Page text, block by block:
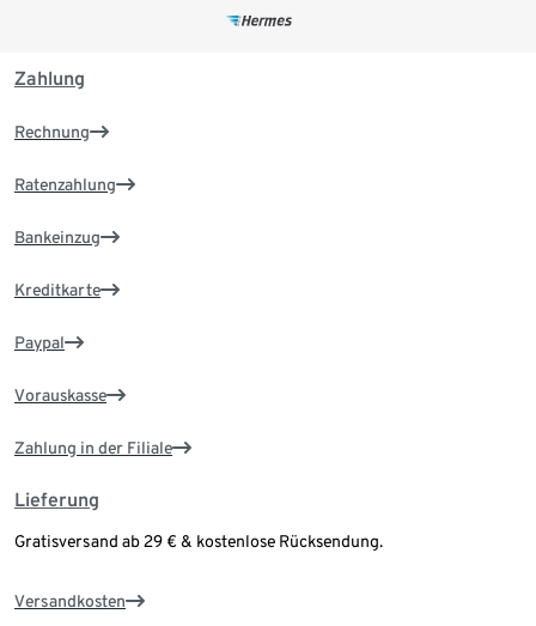
Zahlung
Rechnung
Ratenzahlung
Bankeinzug
Kreditkarte
Paypal
Vorauskasse
Zahlung in der Filiale
Lieferung
Gratisversand ab 29 € & kostenlose Rücksendung.
Versandkosten